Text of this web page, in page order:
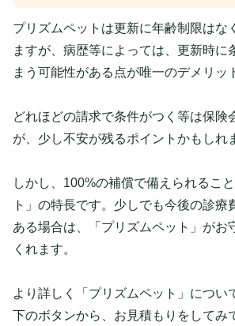
プリズムペットは更新に年齢制限はな
ますが、病歴等によっては、更新時に
まう可能性がある点が唯一のデメリッ
どれほどの請求で条件がつく等は保険
が、少し不安が残るポイントかもしれ
しかし、100%の補償で備えられるこ
ト」の特長です。少しでも今後の診療
ある場合は、「プリズムペット」がお
くれます。
より詳しく「プリズムペット」につい
下のボタンから、お見積もりをしてみ